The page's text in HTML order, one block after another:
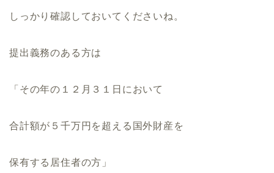
しっかり確認しておいてくださいね。
提出義務のある方は
「その年の１２月３１日において
合計額が５千万円を超える国外財産を
保有する居住者の方」